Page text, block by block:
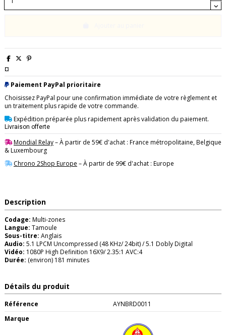
¤
Paiement PayPal prioritaire
Choisissez PayPal pour une confirmation immédiate de votre règlement et
un traitement plus rapide de votre commande.
Expédition préparée plus rapidement après validation du paiement.
Livraison offerte
Mondial Relay– À partir de 59€ d'achat : France métropolitaine, Belgique
& Luxembourg
Chrono 2Shop Europe – À partir de 99€ d'achat : Europe
Description
Codage: Multi-zones
Langue: Tamoule
Sous-titre: Anglais
Audio: 5.1 LPCM Uncompressed (48 KHz/ 24bit) / 5.1 Dobly Digital
Vidéo: 1080P High Definition 16X9/ 2.35:1 AVC:4
Durée: (environ) 181 minutes
Détails du produit
Référence
AYNBRD0011
Marque